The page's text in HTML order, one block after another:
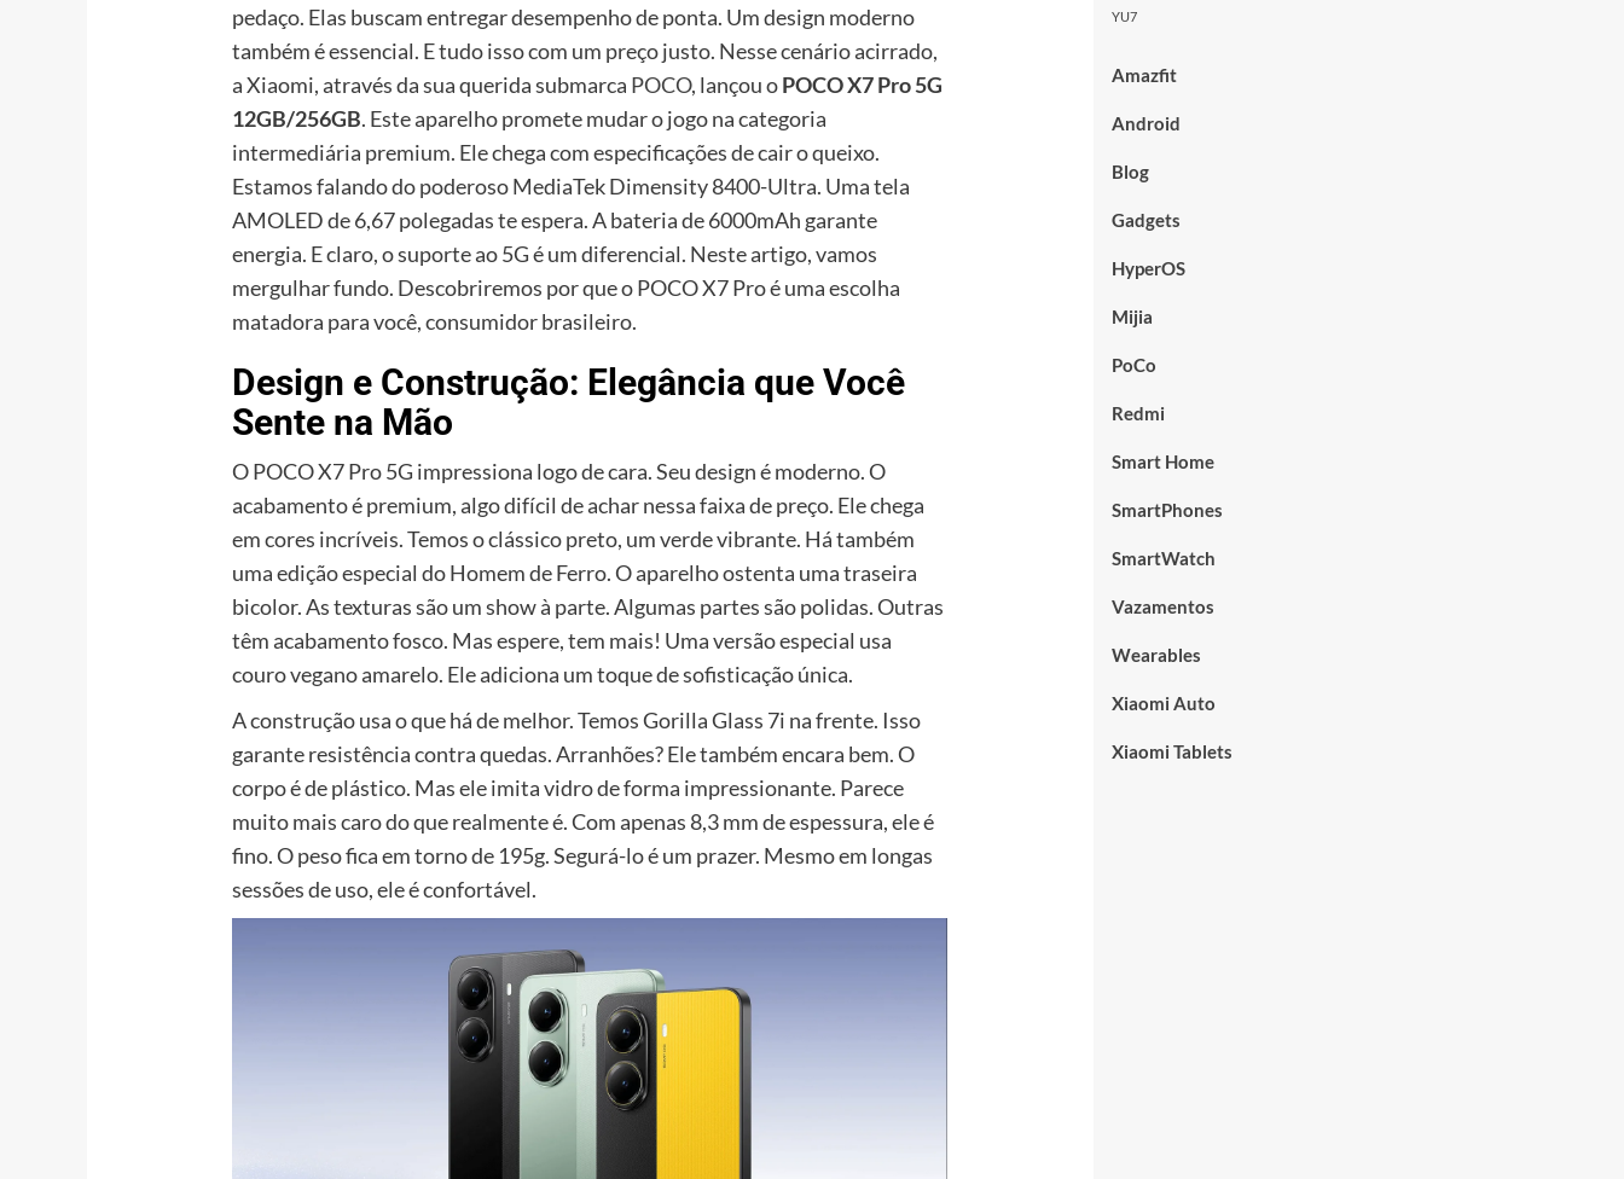
pedaço. Elas buscam entregar desempenho de ponta. Um design moderno
também é essencial. E tudo isso com um preço justo. Nesse cenário acirrado,
a Xiaomi, através da sua querida submarca POCO, lançou oPOCO X7 Pro 5G
12GB/256GB. Este aparelho promete mudar o jogo na categoria
intermediária premium. Ele chega com especificações de cair o queixo.
Estamos falando do poderoso MediaTek Dimensity 8400-Ultra. Uma tela
AMOLED de 6,67 polegadas te espera. A bateria de 6000mAh garante
energia. E claro, o suporte ao 5G é um diferencial. Neste artigo, vamos
mergulhar fundo. Descobriremos por que o POCO X7 Pro é uma escolha
matadora para você, consumidor brasileiro.
Design e Construção: Elegância que Você
Sente na Mão
O POCO X7 Pro 5G impressiona logo de cara. Seu design é moderno. O
acabamento é premium, algo difícil de achar nessa faixa de preço. Ele chega
em cores incríveis. Temos o clássico preto, um verde vibrante. Há também
uma edição especial do Homem de Ferro. O aparelho ostenta uma traseira
bicolor. As texturas são um show à parte. Algumas partes são polidas. Outras
têm acabamento fosco. Mas espere, tem mais! Uma versão especial usa
couro vegano amarelo. Ele adiciona um toque de sofisticação única.
A construção usa o que há de melhor. Temos Gorilla Glass 7i na frente. Isso
garante resistência contra quedas. Arranhões? Ele também encara bem. O
corpo é de plástico. Mas ele imita vidro de forma impressionante. Parece
muito mais caro do que realmente é. Com apenas 8,3 mm de espessura, ele é
fino. O peso fica em torno de 195g. Segurá-lo é um prazer. Mesmo em longas
sessões de uso, ele é confortável.
YU7
Amazfit
Android
Blog
Gadgets
HyperOS
Mijia
PoCo
Redmi
Smart Home
SmartPhones
SmartWatch
Vazamentos
Wearables
Xiaomi Auto
Xiaomi Tablets